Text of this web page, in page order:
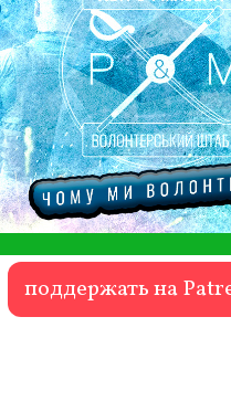
поддержать на